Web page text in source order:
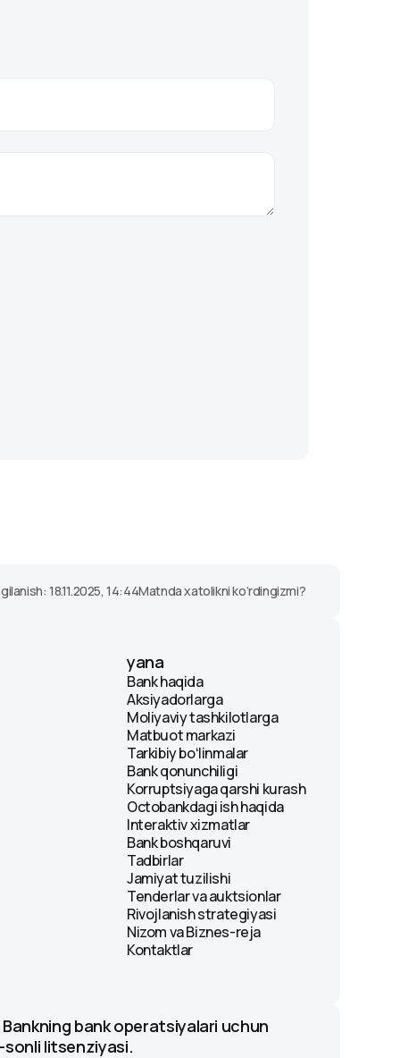
18.11.2025, 14:44Matnda xatolikni ko‘rdingizmi?
yana
Bank haqida
Aksiyadorlarga
Moliyaviy tashkilotlarga
Matbuot markazi
Tarkibiy boʻlinmalar
Bank qonunchiligi
Korruptsiyaga qarshi kurash
Octobankdagi ish haqida
Interaktiv xizmatlar
Bank boshqaruvi
Tadbirlar
Jamiyat tuzilishi
Tenderlar va auktsionlar
Rivojlanish strategiyasi
Nizom va Biznes-reja
Kontaktlar
bank operatsiyalari uchun
sonli litsenziyasi.